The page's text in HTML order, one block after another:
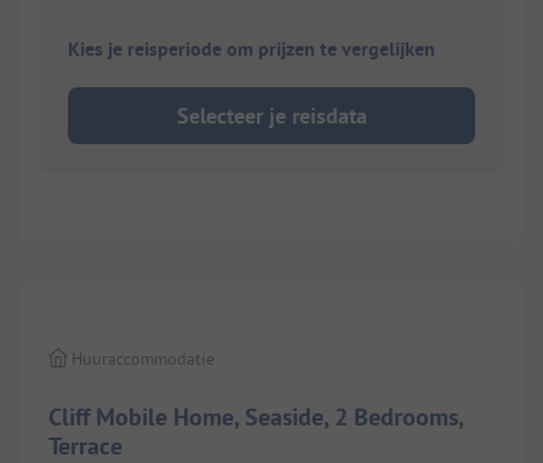
Kies je reisperiode om prijzen te vergelijken
Selecteer je reisdata
Cliff Mobile Home, Seaside, 2 Bedrooms,
Terrace
Huuraccommodatie